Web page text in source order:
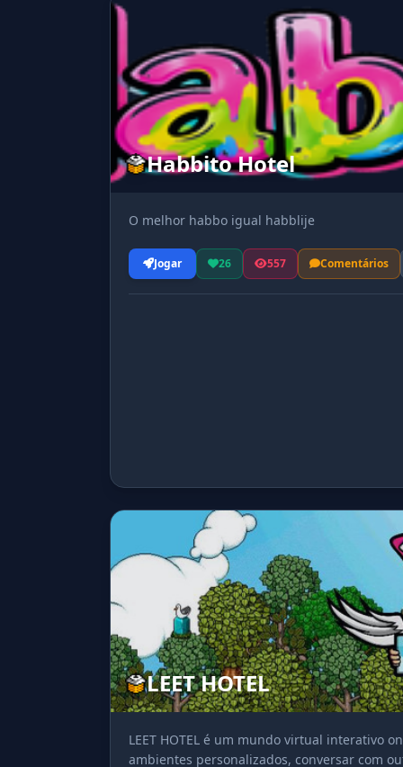
Habbito Hotel
O melhor habbo igual habblije
Jogar 26 557 Comentários
LEET HOTEL
LEET HOTEL é um mundo virtual interativo
ambientes personalizados, conversar com